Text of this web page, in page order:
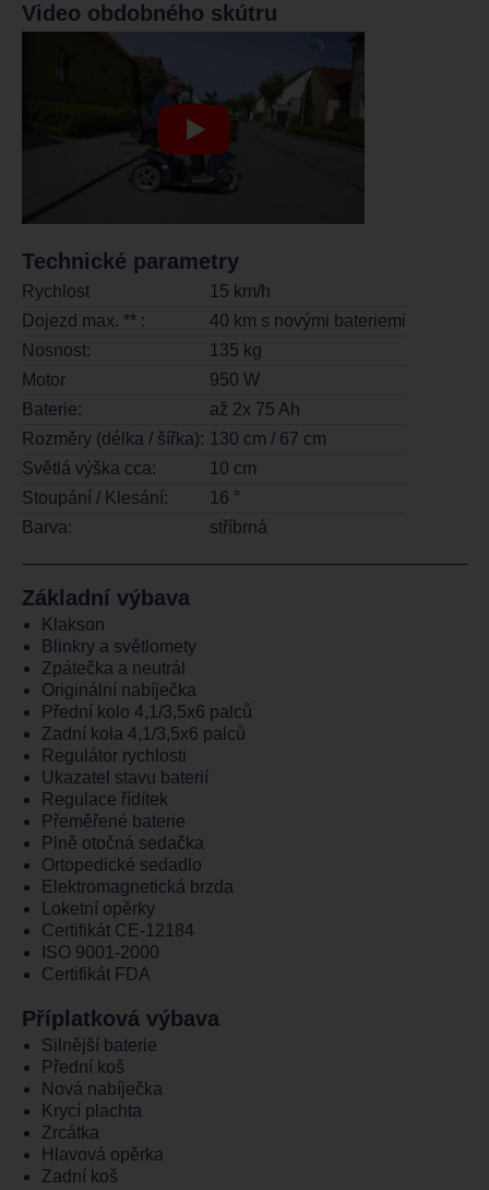
Technické parametry
Rychlost
15 km/h
Dojezd max. ** :
40 km s novými bateriemi
Nosnost:
135 kg
Motor
950 W
Baterie:
až 2x 75 Ah
Rozměry (délka / šířka): 130 cm / 67 cm
Světlá výška cca:
10 cm
Stoupání / Klesání:
16 °
Barva:
stříbrná
Video obdobného skútru
Základní výbava
Klakson
Blinkry a světlomety
Zpátečka a neutrál
Originální nabíječka
Přední kolo 4,1/3,5x6 palců
Zadní kola 4,1/3,5x6 palců
Regulátor rychlosti
Ukazatel stavu baterií
Regulace řídítek
Přeměřené baterie
Plně otočná sedačka
Ortopedické sedadlo
Elektromagnetická brzda
Loketní opěrky
Certifikát CE-12184
ISO 9001-2000
Certifikát FDA
Příplatková výbava
Silnější baterie
Přední koš
Nová nabíječka
Krycí plachta
Zrcátka
Hlavová opěrka
Zadní koš